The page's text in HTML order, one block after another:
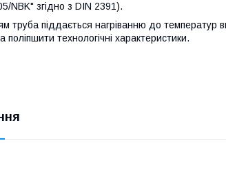
NBK" згідно з DIN 2391).
труба піддається нагріванню до температур
технологічні характеристики.